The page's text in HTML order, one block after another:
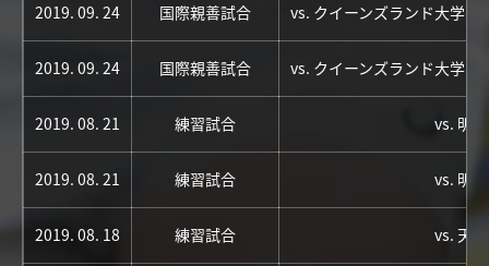
2019. 09. 24 国際親善試合 vs. クイーンズランド大学ラ
2019. 09. 24 国際親善試合 vs. クイーンズランド大学ラ
2019. 08. 21 練習試合 vs. 明
2019. 08. 21 練習試合 vs. 明
2019. 08. 18 練習試合 vs. 天